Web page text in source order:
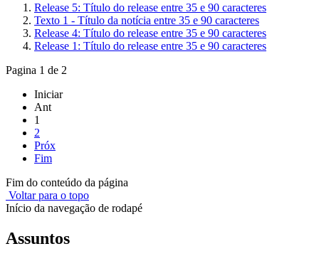
Release 5: Título do release entre 35 e 90 caracteres
Texto 1 - Título da notícia entre 35 e 90 caracteres
Release 4: Título do release entre 35 e 90 caracteres
Release 1: Título do release entre 35 e 90 caracteres
Pagina 1 de 2
Iniciar
Ant
1
2
Próx
Fim
Fim do conteúdo da página
Voltar para o topo
Início da navegação de rodapé
Assuntos